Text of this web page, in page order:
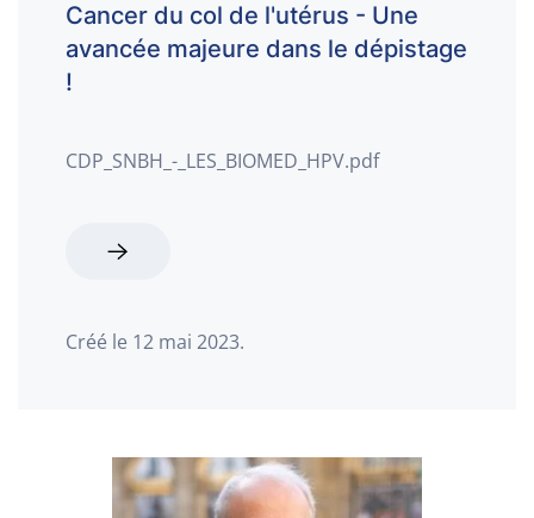
Cancer du col de l'utérus - Une
avancée majeure dans le dépistage
!
CDP_SNBH_-_LES_BIOMED_HPV.pdf
Créé le 12 mai 2023.